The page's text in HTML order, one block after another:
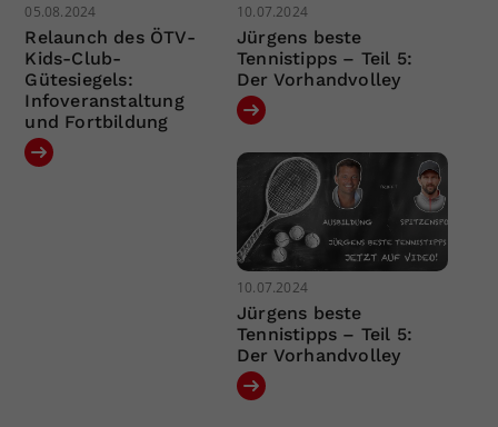
05.08.2024
Relaunch des ÖTV-
Kids-Club-
Gütesiegels:
Infoveranstaltung
und Fortbildung
10.07.2024
Jürgens beste
Tennistipps – Teil 5:
Der Vorhandvolley
10.07.2024
Jürgens beste
Tennistipps – Teil 5:
Der Vorhandvolley